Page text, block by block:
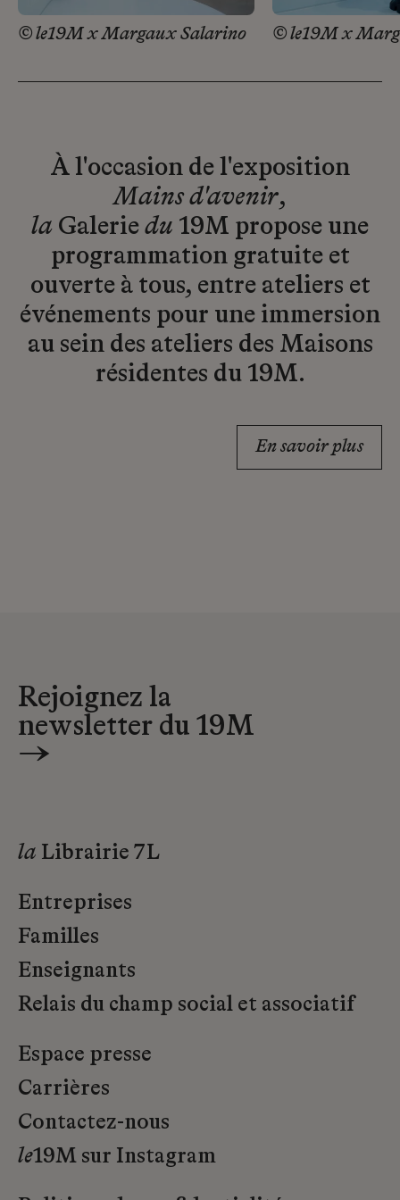
© le19M x Margaux Salarino © le19M x
À l'occasion de l'exposition
Mains d'avenir,
la Galerie du 19M propose une
programmation gratuite et
ouverte à tous, entre ateliers et
événements pour une immersion
au sein des ateliers des Maisons
résidentes du 19M.
En savoir plus
Rejoignez la
newsletter du 19M
→
la Librairie 7L
Entreprises
Familles
Enseignants
Relais du champ social et associatif
Espace presse
Carrières
Contactez-nous
le19M sur Instagram